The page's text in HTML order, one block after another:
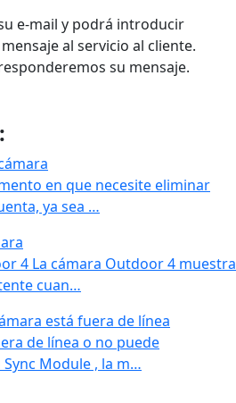
e-mail y podrá introducir
al servicio al cliente.
su mensaje.
en que necesite eliminar
ya sea …
4 La cámara Outdoor 4 muestra
cuan…
está fuera de línea
de línea o no puede
Module , la m…